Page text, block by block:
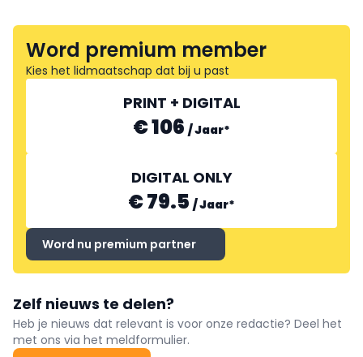
Word premium member
Kies het lidmaatschap dat bij u past
PRINT + DIGITAL
€ 106 /Jaar*
DIGITAL ONLY
€ 79.5 /Jaar*
Word nu premium partner
Zelf nieuws te delen?
Heb je nieuws dat relevant is voor onze redactie? Deel het
met ons via het meldformulier.